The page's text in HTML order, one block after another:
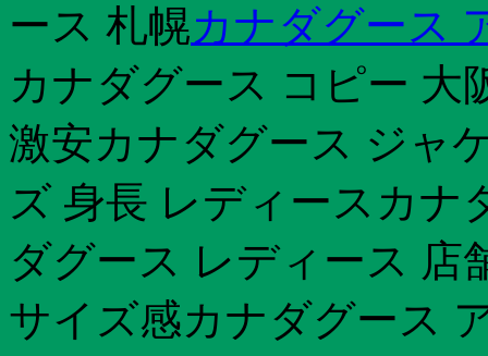
ース 札幌カナダグース
カナダグース コピー 大
激安カナダグース ジャ
ズ 身長 レディースカナ
ダグース レディース 店
サイズ感カナダグース